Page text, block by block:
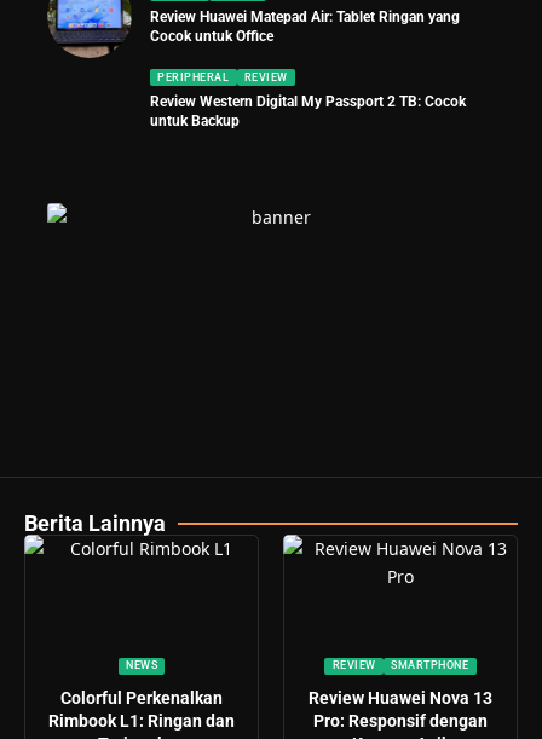
Review Huawei Matepad Air: Tablet Ringan yang
Cocok untuk Office
PERIPHERAL REVIEW
Review Western Digital My Passport 2 TB: Cocok
untuk Backup
Berita Lainnya
NEWS
Colorful Perkenalkan
Rimbook L1: Ringan dan
REVIEW SMARTPHONE
Review Huawei Nova 13
Pro: Responsif dengan